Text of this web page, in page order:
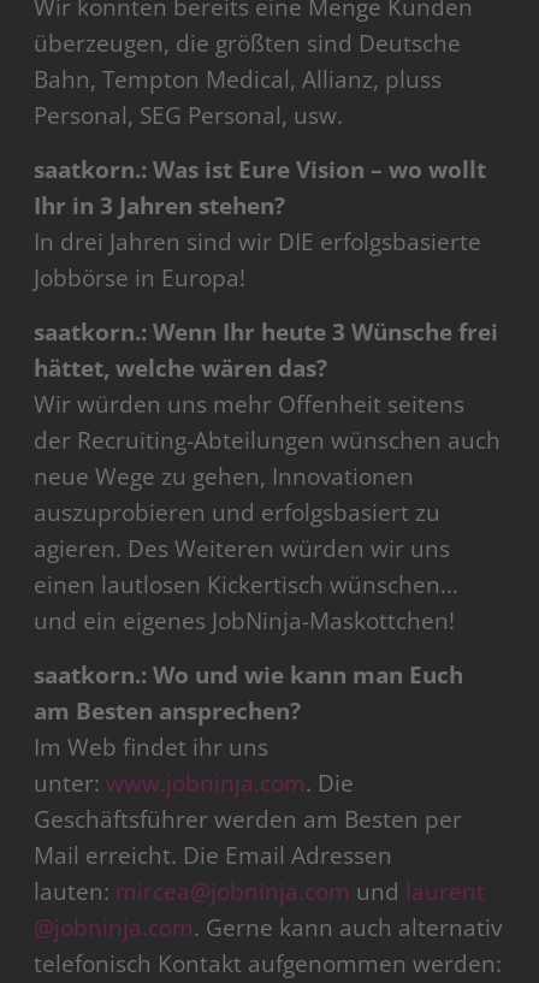
Wir konnten bereits eine Menge Kunden
überzeugen, die größten sind Deutsche
Bahn, Tempton Medical, Allianz, pluss
Personal, SEG Personal, usw.
saatkorn.: Was ist Eure Vision – wo wollt
Ihr in 3 Jahren stehen?
In drei Jahren sind wir DIE erfolgsbasierte
Jobbörse in Europa!
saatkorn.: Wenn Ihr heute 3 Wünsche frei
hättet, welche wären das?
Wir würden uns mehr Offenheit seitens
der Recruiting-Abteilungen wünschen auch
neue Wege zu gehen, Innovationen
auszuprobieren und erfolgsbasiert zu
agieren. Des Weiteren würden wir uns
einen lautlosen Kickertisch wünschen…
und ein eigenes JobNinja-Maskottchen!
saatkorn.: Wo und wie kann man Euch
am Besten ansprechen?
Im Web findet ihr uns
unter:www.jobninja.com. Die
Geschäftsführer werden am Besten per
Mail erreicht. Die Email Adressen
lauten: mircea@jobninja.com und laurent
@jobninja.com. Gerne kann auch alternativ
telefonisch Kontakt aufgenommen werden: